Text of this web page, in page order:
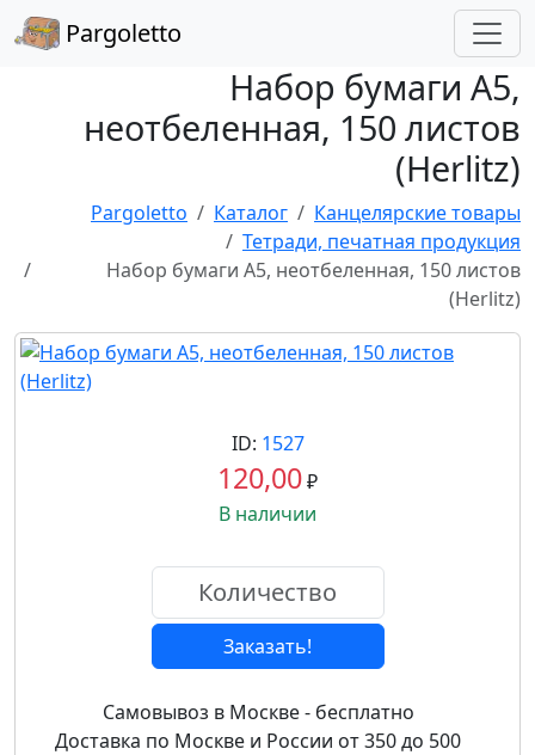
Pargoletto
Набор бумаги А5,
неотбеленная, 150 листов
(Herlitz)
Pargoletto Каталог
Канцелярские товары
Тетради, печатная продукция
Набор бумаги А5, неотбеленная, 150 листов
(Herlitz)
ID: 1527
120,00₽
В наличии
Заказать!
Самовывоз в Москве - бесплатно
Доставка по Москве и России от 350 до 500